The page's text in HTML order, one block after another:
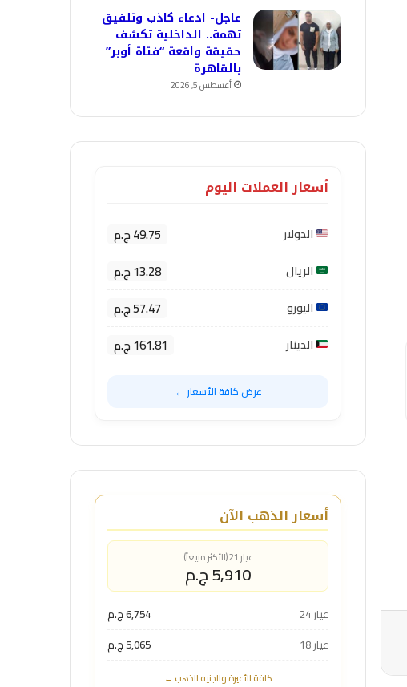
عاجل- ادعاء كاذب وتلفيق
تهمة.. الداخلية تكشف
حقيقة واقعة “فتاة أوبر”
بالقاهرة
أغسطس 5, 2026
أسعار العملات اليوم
الدولار 49.75 ج.م
الريال 13.28 ج.م
اليورو 57.47 ج.م
الدينار 161.81 ج.م
عرض كافة الأسعار ←
أسعار الذهب الآن
عيار 21 (الأكثر مبيعاً)
5,910 ج.م
عيار 24
6,754 ج.م
عيار 18
5,065 ج.م
كافة الأعيرة والجنيه الذهب ←